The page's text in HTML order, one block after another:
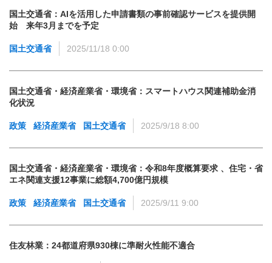
国土交通省：AIを活用した申請書類の事前確認サービスを提供開
始 来年3月までを予定
国土交通省 2025/11/18 0:00
国土交通省・経済産業省・環境省：スマートハウス関連補助金消
化状況
政策 経済産業省 国土交通省 2025/9/18 8:00
国土交通省・経済産業省・環境省：令和8年度概算要求 、住宅・省
エネ関連支援12事業に総額4,700億円規模
政策 経済産業省 国土交通省 2025/9/11 9:00
住友林業：24都道府県930棟に準耐火性能不適合